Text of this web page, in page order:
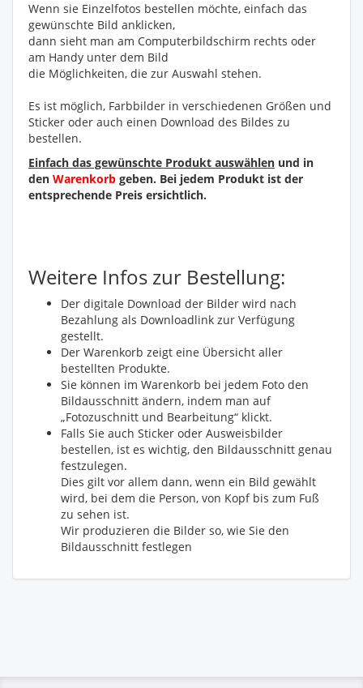
Wenn sie Einzelfotos bestellen möchte, einfach das
gewünschte Bild anklicken,
dann sieht man am Computerbildschirm rechts oder
am Handy unter dem Bild
die Möglichkeiten, die zur Auswahl stehen.
Es ist möglich, Farbbilder in verschiedenen Größen und
Sticker oder auch einen Download des Bildes zu
bestellen.
Einfach das gewünschte Produkt auswählen und in
den Warenkorb geben. Bei jedem Produkt ist der
entsprechende Preis ersichtlich.
Weitere Infos zur Bestellung:
Der digitale Download der Bilder wird nach
Bezahlung als Downloadlink zur Verfügung
gestellt.
Der Warenkorb zeigt eine Übersicht aller
bestellten Produkte.
Sie können im Warenkorb bei jedem Foto den
Bildausschnitt ändern, indem man auf
„Fotozuschnitt und Bearbeitung“ klickt.
Falls Sie auch Sticker oder Ausweisbilder
bestellen, ist es wichtig, den Bildausschnitt genau
festzulegen.
Dies gilt vor allem dann, wenn ein Bild gewählt
wird, bei dem die Person, von Kopf bis zum Fuß
zu sehen ist.
Wir produzieren die Bilder so, wie Sie den
Bildausschnitt festlegen